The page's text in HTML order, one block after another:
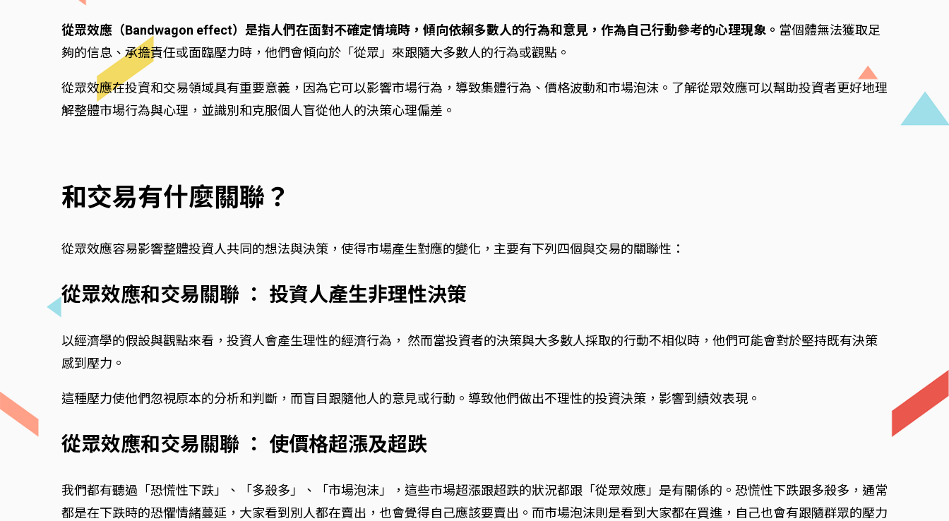
從眾效應（Bandwagon effect）是指人們在面對不確定情境時，傾向依賴多數人的行為和意見，作為自己行動參考的心理現象。 當個體無法獲取足
夠的信息、承擔責任或面臨壓力時，他們會傾向於「從眾」來跟隨大多數人的行為或觀點。
從眾效應在投資和交易領域具有重要意義，因為它可以影響市場行為，導致集體行為、價格波動和市場泡沫。了解從眾效應可以幫助投資者更好地理
解整體市場行為與心理，並識別和克服個人盲從他人的決策心理偏差。
和交易有什麼關聯？
從眾效應容易影響整體投資人共同的想法與決策，使得市場產生對應的變化，主要有下列四個與交易的關聯性：
從眾效應和交易關聯 ： 投資人產生非理性決策
以經濟學的假設與觀點來看，投資人會產生理性的經濟行為， 然而當投資者的決策與大多數人採取的行動不相似時，他們可能會對於堅持既有決策
感到壓力。
這種壓力使他們忽視原本的分析和判斷，而盲目跟隨他人的意見或行動。導致他們做出不理性的投資決策，影響到績效表現。
從眾效應和交易關聯 ： 使價格超漲及超跌
我們都有聽過「恐慌性下跌」、「多殺多」、「市場泡沫」，這些市場超漲跟超跌的狀況都跟「從眾效應」是有關係的。恐慌性下跌跟多殺多，通常
都是在下跌時的恐懼情緒蔓延，大家看到別人都在賣出，也會覺得自己應該要賣出。而市場泡沫則是看到大家都在買進，自己也會有跟隨群眾的壓力